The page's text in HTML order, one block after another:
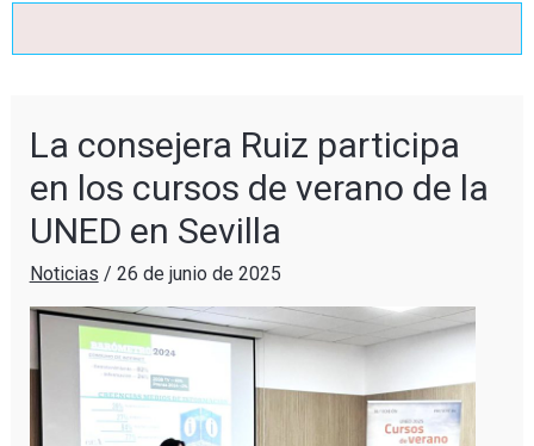
La consejera Ruiz participa
en los cursos de verano de la
UNED en Sevilla
Noticias / 26 de junio de 2025